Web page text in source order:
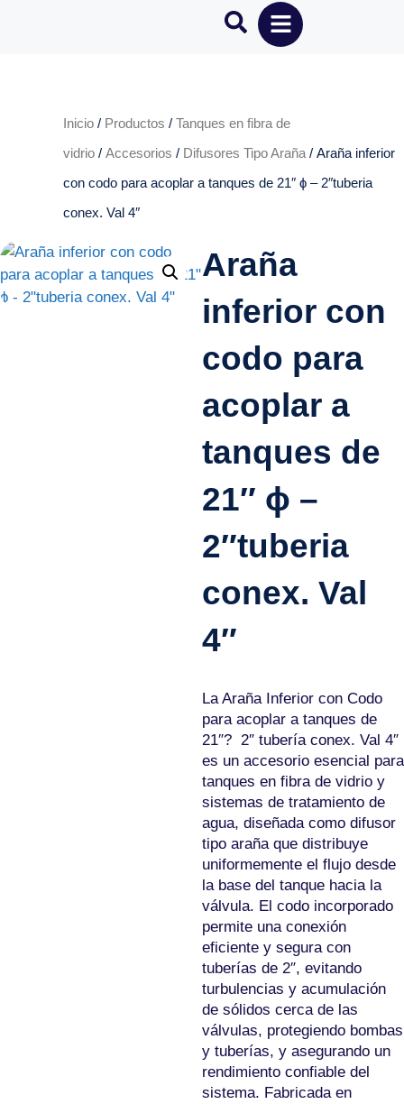
Inicio / Productos / Tanques en fibra de
vidrio / Accesorios / Difusores Tipo Araña / Araña inferior
con codo para acoplar a tanques de 21″ ɸ – 2″tuberia
conex. Val 4″
Araña
inferior con
codo para
acoplar a
tanques de
21″ ɸ –
2″tuberia
conex. Val
4″
La Araña Inferior con Codo
para acoplar a tanques de
21″?  2″ tubería conex. Val 4″
es un accesorio esencial para
tanques en fibra de vidrio y
sistemas de tratamiento de
agua, diseñada como difusor
tipo araña que distribuye
uniformemente el flujo desde
la base del tanque hacia la
válvula. El codo incorporado
permite una conexión
eficiente y segura con
tuberías de 2″, evitando
turbulencias y acumulación
de sólidos cerca de las
válvulas, protegiendo bombas
y tuberías, y asegurando un
rendimiento confiable del
sistema. Fabricada en